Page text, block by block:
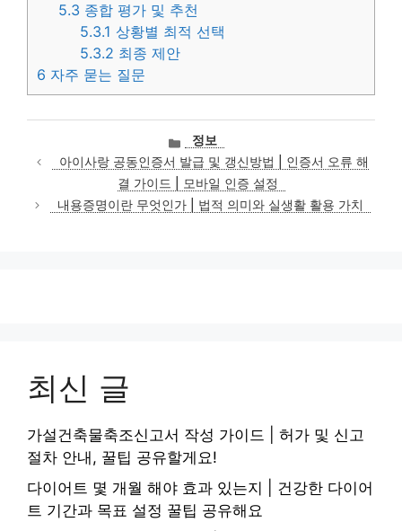
5.3 종합 평가 및 추천
5.3.1 상황별 최적 선택
5.3.2 최종 제안
6 자주 묻는 질문
카
테
고
리
정보
아이사랑 공동인증서 발급 및 갱신방법 | 인증서 오류 해
결 가이드 | 모바일 인증 설정
내용증명이란 무엇인가 | 법적 의미와 실생활 활용 가치
최신 글
가설건축물축조신고서 작성 가이드 | 허가 및 신고
절차 안내, 꿀팁 공유할게요!
다이어트 몇 개월 해야 효과 있는지 | 건강한 다이어
트 기간과 목표 설정 꿀팁 공유해요